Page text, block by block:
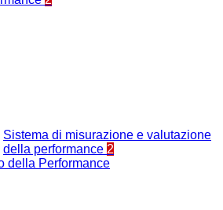
Sistema di misurazione e valutazione
della performance 2
della Performance